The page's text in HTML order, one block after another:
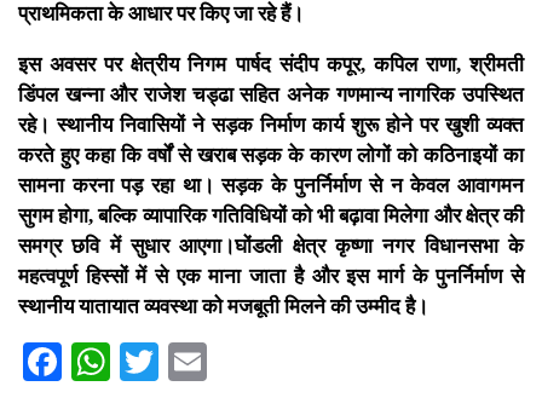
प्राथमिकता के आधार पर किए जा रहे हैं।
इस अवसर पर क्षेत्रीय निगम पार्षद संदीप कपूर, कपिल राणा, श्रीमती
डिंपल खन्ना और राजेश चड्ढा सहित अनेक गणमान्य नागरिक उपस्थित
रहे। स्थानीय निवासियों ने सड़क निर्माण कार्य शुरू होने पर खुशी व्यक्त
करते हुए कहा कि वर्षों से खराब सड़क के कारण लोगों को कठिनाइयों का
सामना करना पड़ रहा था। सड़क के पुनर्निर्माण से न केवल आवागमन
सुगम होगा, बल्कि व्यापारिक गतिविधियों को भी बढ़ावा मिलेगा और क्षेत्र की
समग्र छवि में सुधार आएगा।घोंडली क्षेत्र कृष्णा नगर विधानसभा के
महत्वपूर्ण हिस्सों में से एक माना जाता है और इस मार्ग के पुनर्निर्माण से
स्थानीय यातायात व्यवस्था को मजबूती मिलने की उम्मीद है।
Facebook
WhatsApp
Twitter